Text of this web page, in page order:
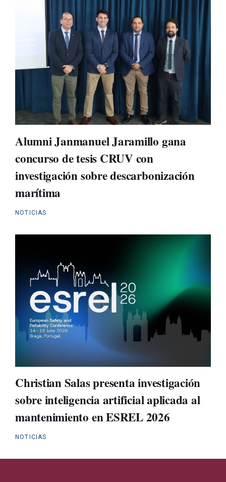
Alumni Janmanuel Jaramillo gana
concurso de tesis CRUV con
investigación sobre descarbonización
marítima
NOTICIAS
Christian Salas presenta investigación
sobre inteligencia artificial aplicada al
mantenimiento en ESREL 2026
NOTICIAS